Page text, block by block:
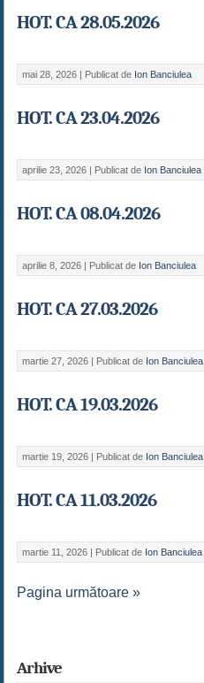
HOT. CA 28.05.2026
mai 28, 2026 | Publicat de Ion Banciulea
HOT. CA 23.04.2026
aprilie 23, 2026 | Publicat de Ion Banciulea
HOT. CA 08.04.2026
aprilie 8, 2026 | Publicat de Ion Banciulea
HOT. CA 27.03.2026
martie 27, 2026 | Publicat de Ion Banciulea
HOT. CA 19.03.2026
martie 19, 2026 | Publicat de Ion Banciulea
HOT. CA 11.03.2026
martie 11, 2026 | Publicat de Ion Banciulea
Pagina următoare »
Arhive